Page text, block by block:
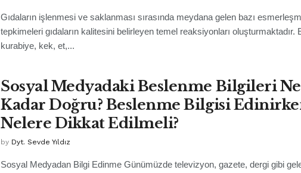
Gıdaların işlenmesi ve saklanması sırasında meydana gelen bazı
tepkimeleri gıdaların kalitesini belirleyen temel reaksiyonları oluşturmaktadır.
kurabiye, kek, et,...
Sosyal Medyadaki Beslenme Bilgileri Ne
Kadar Doğru? Beslenme Bilgisi
Nelere Dikkat Edilmeli?
by Dyt. Sevde Yıldız
Sosyal Medyadan Bilgi Edinme Günümüzde televizyon, gazete, dergi gibi